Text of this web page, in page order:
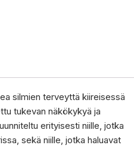
silmien terveyttä kiireisessä
tukevan näkökykyä ja
erityisesti niille, jotka
sekä niille, jotka haluavat